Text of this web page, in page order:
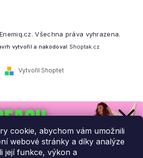
cookie, abychom vám umožnili
webové stránky a díky analýze
její funkce, výkon a
Vytvořil Shoptet
Enemiq.cz. Všechna práva vyhrazena.
vytvořil a nakódoval Shoptak.cz
se k našemu
o našich novinkách a slevových
akcích.